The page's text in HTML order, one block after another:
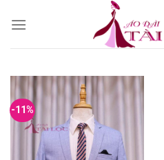
-11%